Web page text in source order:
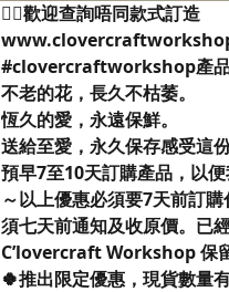
👉🏻歡迎查詢唔同款式訂造
#clovercraftworkshop產
不老的花，長久不枯萎。
恆久的愛，永遠保鮮。
送給至愛，永久保存感受這
預早7至10天訂購產品，以便
～以上優惠必須要7天前訂
須七天前通知及收原價。已
C’lovercraft Workshop 保
🍀推出限定優惠，現貨數量